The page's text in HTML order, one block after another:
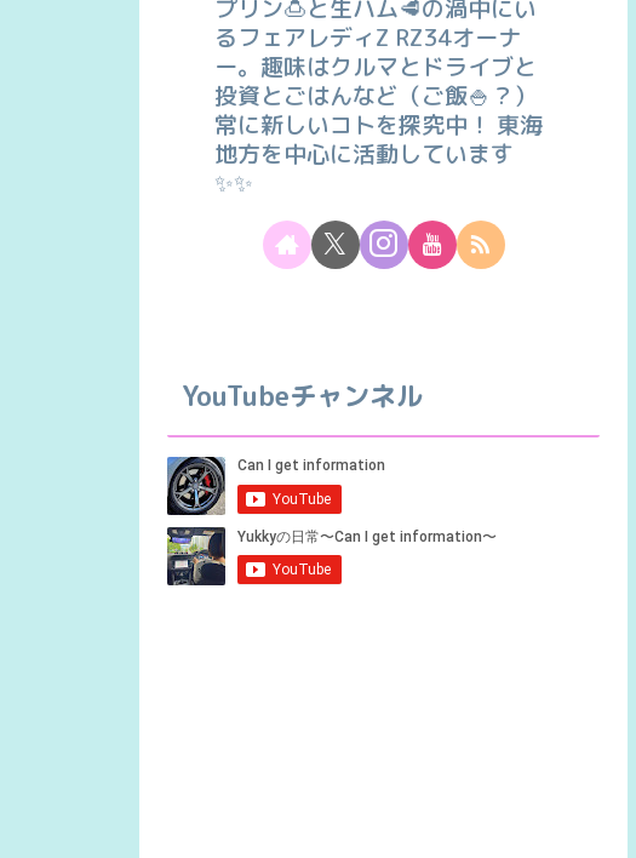
プリン🍮と生ハム🥩の渦中にい
るフェアレディZ RZ34オーナ
ー。趣味はクルマとドライブと
投資とごはんなど（ご飯🍚？）
常に新しいコトを探究中！ 東海
地方を中心に活動しています
✨✨
YouTubeチャンネル